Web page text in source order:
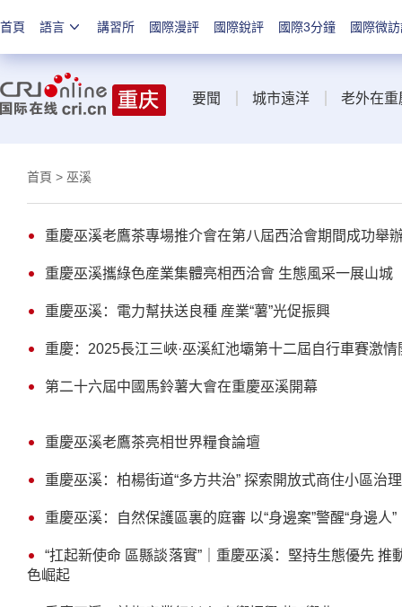
首頁 語言 講習所 國際漫評 國際銳評 國際3分鐘 國際微
要聞 城市遠洋 老外在重
首頁 > 巫溪
重慶巫溪老鷹茶專場推介會在第八屆西洽會期間成功舉
重慶巫溪攜綠色産業集體亮相西洽會 生態風采一展山城
重慶巫溪：電力幫扶送良種 産業“薯”光促振興
重慶：2025長江三峽·巫溪紅池壩第十二屆自行車賽激情
第二十六屆中國馬鈴薯大會在重慶巫溪開幕
重慶巫溪老鷹茶亮相世界糧食論壇
重慶巫溪：柏楊街道“多方共治” 探索開放式商住小區治
重慶巫溪：自然保護區裏的庭審 以“身邊案”警醒“身邊人”
“扛起新使命 區縣談落實”｜重慶巫溪：堅持生態優先 推
色崛起